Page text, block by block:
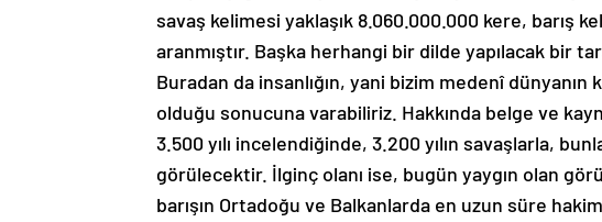
savaş kelimesi yaklaşık 8.060.000.000 kere, barış
aranmıştır. Başka herhangi bir dilde yapılacak bir
Buradan da insanlığın, yani bizim medenî dünyanın
olduğu sonucuna varabiliriz. Hakkında belge ve
3.500 yılı incelendiğinde, 3.200 yılın savaşlarla,
görülecektir. İlginç olanı ise, bugün yaygın olan
barışın Ortadoğu ve Balkanlarda en uzun süre